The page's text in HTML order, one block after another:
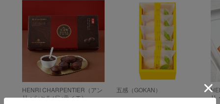
HENRI CHARPENTIER（アン
リ・シャルパンティエ）
五感（GOKAN）
リ